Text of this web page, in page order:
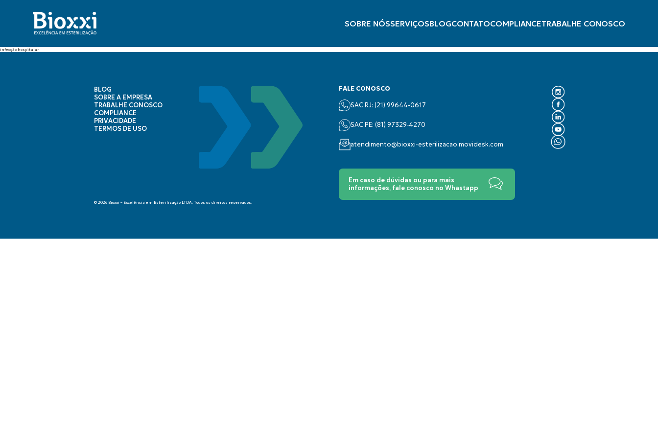
SOBRE NÓSSERVIÇOSBLOGCONTATOCOMPLIANCETRABALHE CONOSCO
infecção hospitalar
BLOG
SOBRE A EMPRESA
TRABALHE CONOSCO
COMPLIANCE
PRIVACIDADE
TERMOS DE USO
FALE CONOSCO
SAC RJ: (21) 99644-0617
SAC PE: (‪81) 97329‑4270‬
atendimento@bioxxi-esterilizacao.movidesk.com
Em caso de dúvidas ou para mais
informações, fale conosco no Whastapp
© 2026 Bioxxi – Excelência em Esterilização LTDA. Todos os direitos reservados.